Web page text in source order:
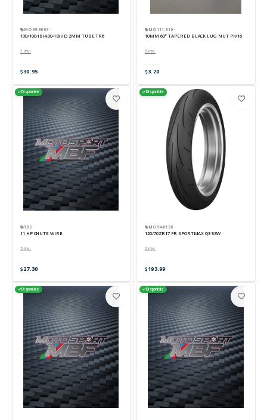
MO99-9007 ·
100/100-18 (4.00-18) HD 2MM TUBE TR6
1 inv.
30.95
MO111-910 ·
10MM 60° TAPERED BLACK LUG NUT PK/16
8 inv.
3.20
Disponible
102 ·
11 HP CHUTE WIRE
5 inv.
27.30
Disponible
MO94-8188 ·
120/70ZR17 FR SPORTMAX Q3 58W
2 inv.
193.99
Disponible Disponible